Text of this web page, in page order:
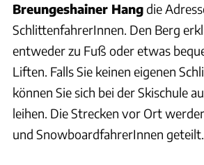
Breungeshainer Hangdie
SchlittenfahrerInnen. Den Berg
entweder zu Fuß oder etwas
Liften. Falls Sie keinen eigenen
können Sie sich bei der Skischule
leihen. Die Strecken vor Ort
und SnowboardfahrerInnen geteilt.